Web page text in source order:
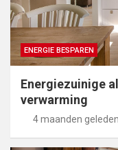
ENERGIE BESPAREN
Energiezuinige
verwarming
4 maanden geleden